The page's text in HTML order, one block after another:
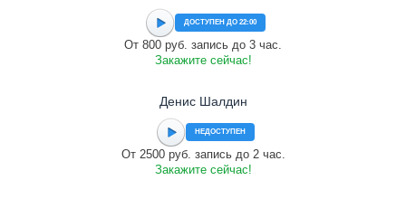
ДОСТУПЕН ДО 22:00
От 800 руб. запись до 3 час.
Закажите сейчас!
Денис Шалдин
НЕДОСТУПЕН
От 2500 руб. запись до 2 час.
Закажите сейчас!